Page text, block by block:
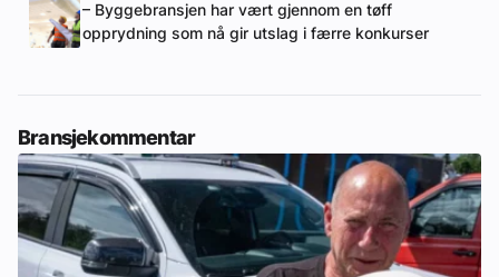
– Byggebransjen har vært gjennom en tøff
opprydning som nå gir utslag i færre konkurser
Bransjekommentar